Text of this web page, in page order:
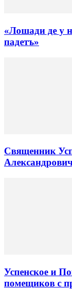
«Лошади де у
падетъ»
Священник
Успенское и
помещиков с